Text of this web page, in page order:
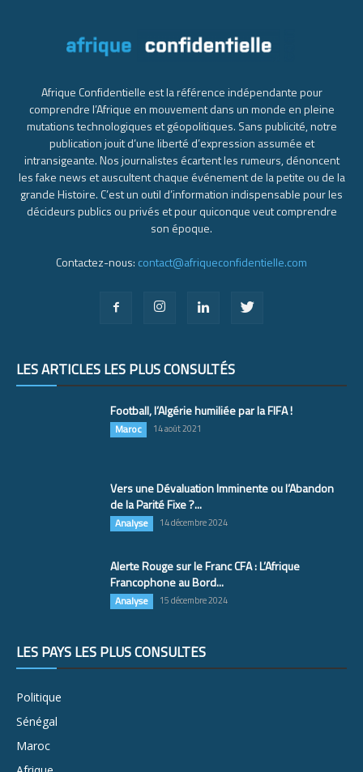
Afrique Confidentielle est la référence indépendante pour
comprendre l’Afrique en mouvement dans un monde en pleine
mutations technologiques et géopolitiques. Sans publicité, notre
publication jouit d’une liberté d’expression assumée et
intransigeante. Nos journalistes écartent les rumeurs, dénoncent
les fake news et auscultent chaque événement de la petite ou de la
grande Histoire. C’est un outil d’information indispensable pour les
décideurs publics ou privés et pour quiconque veut comprendre
son époque.
Contactez-nous: contact@afriqueconfidentielle.com
LES ARTICLES LES PLUS CONSULTÉS
Football, l’Algérie humiliée par la FIFA !
Maroc 14 août 2021
Vers une Dévaluation Imminente ou l’Abandon
de la Parité Fixe ?...
Analyse 14 décembre 2024
Alerte Rouge sur le Franc CFA : L’Afrique
Francophone au Bord...
Analyse 15 décembre 2024
LES PAYS LES PLUS CONSULTÉS
Politique
Sénégal
Maroc